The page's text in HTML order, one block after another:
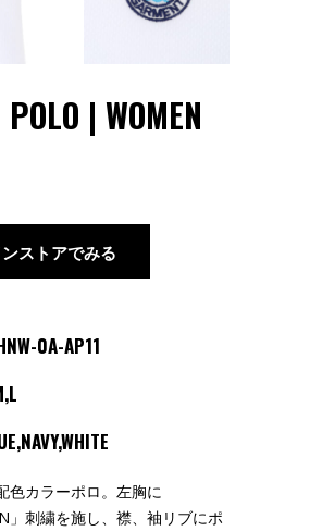
POLO | WOMEN
ストアでみる
0A-AP11
色カラーポロ。左胸に
」刺繍を施し、襟、袖リブにポ